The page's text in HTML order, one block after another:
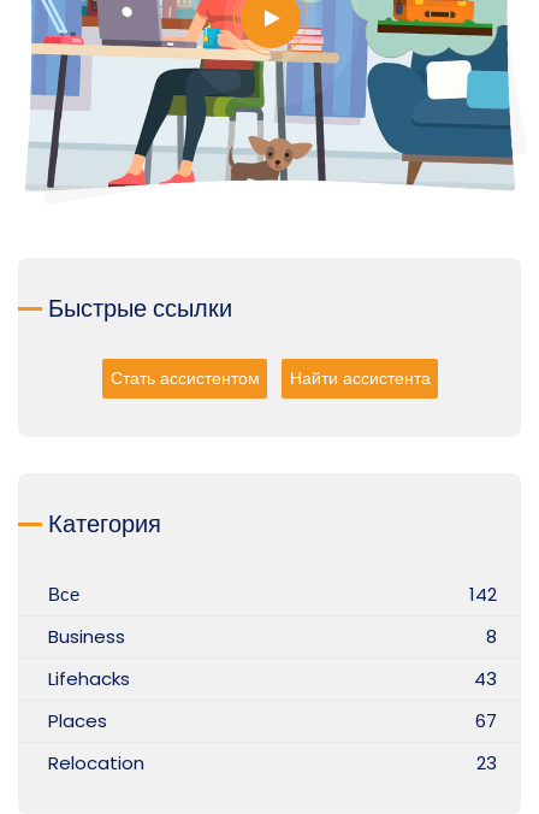
Быстрые ссылки
Стать ассистентом Найти ассистента
Категория
Все
142
Business
8
Lifehacks
43
Places
67
Relocation
23